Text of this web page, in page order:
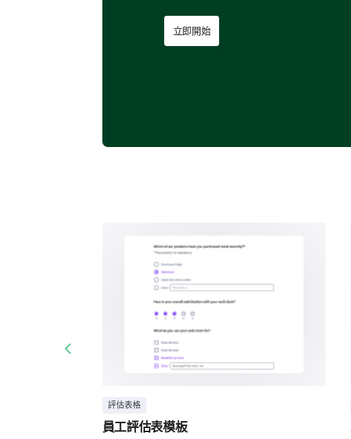
立即開始
評估表格
員工評估表模板
Previous slide